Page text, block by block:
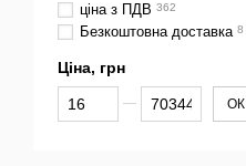
ціна з ПДВ 362
Безкоштовна доставка 8
Ціна, грн
Від Ціна, грн
До Ціна, грн ОК